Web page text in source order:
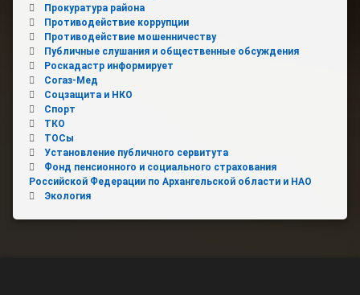
Прокуратура района
Противодействие коррупции
Противодействие мошенничеству
Публичные слушания и общественные обсуждения
Роскадастр информирует
Согаз-Мед
Соцзащита и НКО
Спорт
ТКО
ТОСы
Установление публичного сервитута
Фонд пенсионного и социального страхования
Российской Федерации по Архангельской области и НАО
Экология